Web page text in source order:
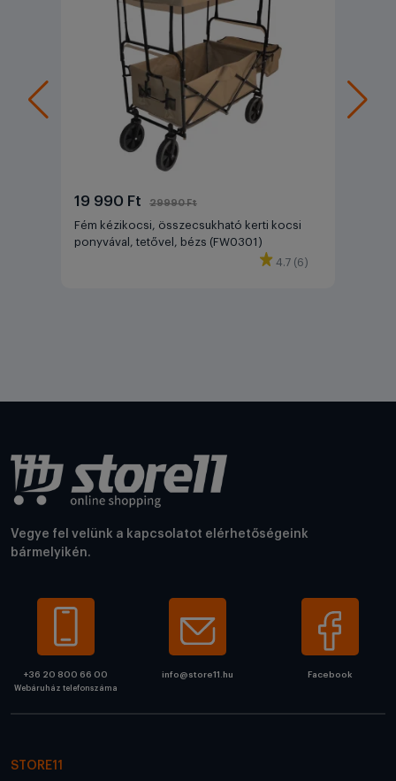
19 990 Ft 29990 Ft
Fém kézikocsi, összecsukható kerti kocsi
ponyvával, tetővel, bézs (FW0301)
4.7 (6)
Vegye fel velünk a kapcsolatot elérhetőségeink
bármelyikén.
+36 20 800 66 00
Webáruház telefonszáma
info@store11.hu Facebook
STORE11